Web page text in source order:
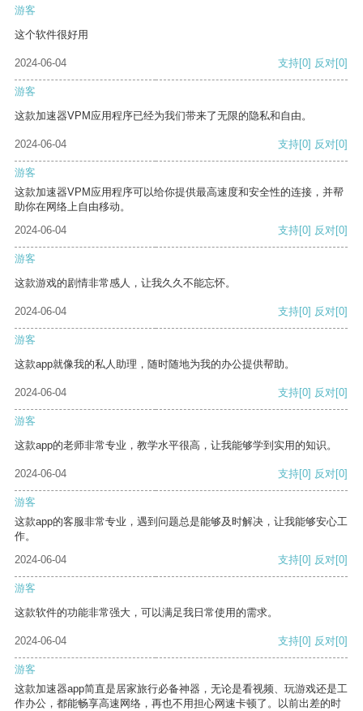
游客
这个软件很好用
2024-06-04 支持[0] 反对[0]
游客
这款加速器VPM应用程序已经为我们带来了无限的隐私和自由。
2024-06-04 支持[0] 反对[0]
游客
这款加速器VPM应用程序可以给你提供最高速度和安全性的连接，并帮
助你在网络上自由移动。
2024-06-04
支持[0] 反对[0]
游客
这款游戏的剧情非常感人，让我久久不能忘怀。
2024-06-04 支持[0] 反对[0]
游客
这款app就像我的私人助理，随时随地为我的办公提供帮助。
2024-06-04 支持[0] 反对[0]
游客
这款app的老师非常专业，教学水平很高，让我能够学到实用的知识。
2024-06-04 支持[0] 反对[0]
游客
这款app的客服非常专业，遇到问题总是能够及时解决，让我能够安心工
作。
2024-06-04
支持[0] 反对[0]
游客
这款软件的功能非常强大，可以满足我日常使用的需求。
2024-06-04 支持[0] 反对[0]
游客
这款加速器app简直是居家旅行必备神器，无论是看视频、玩游戏还是工
作办公，都能畅享高速网络，再也不用担心网速卡顿了。以前出差的时